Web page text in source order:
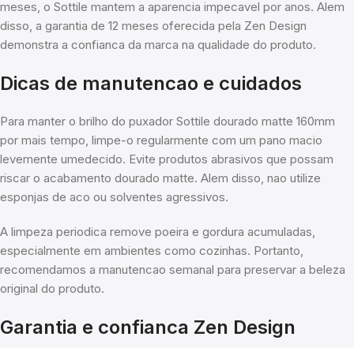
meses, o Sottile mantem a aparencia impecavel por anos. Alem
disso, a garantia de 12 meses oferecida pela Zen Design
demonstra a confianca da marca na qualidade do produto.
Dicas de manutencao e cuidados
Para manter o brilho do puxador Sottile dourado matte 160mm
por mais tempo, limpe-o regularmente com um pano macio
levemente umedecido. Evite produtos abrasivos que possam
riscar o acabamento dourado matte. Alem disso, nao utilize
esponjas de aco ou solventes agressivos.
A limpeza periodica remove poeira e gordura acumuladas,
especialmente em ambientes como cozinhas. Portanto,
recomendamos a manutencao semanal para preservar a beleza
original do produto.
Garantia e confianca Zen Design